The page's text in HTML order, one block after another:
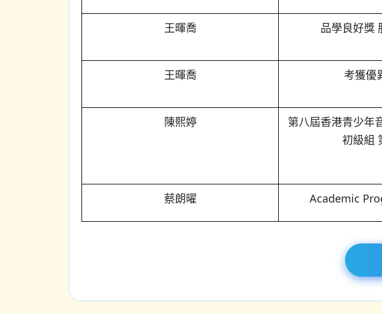
王暉喬 品學良好獎
王暉喬 考獲優
陳熙婷
第八屆香港青少年
初級組
蔡朗曜 Academic